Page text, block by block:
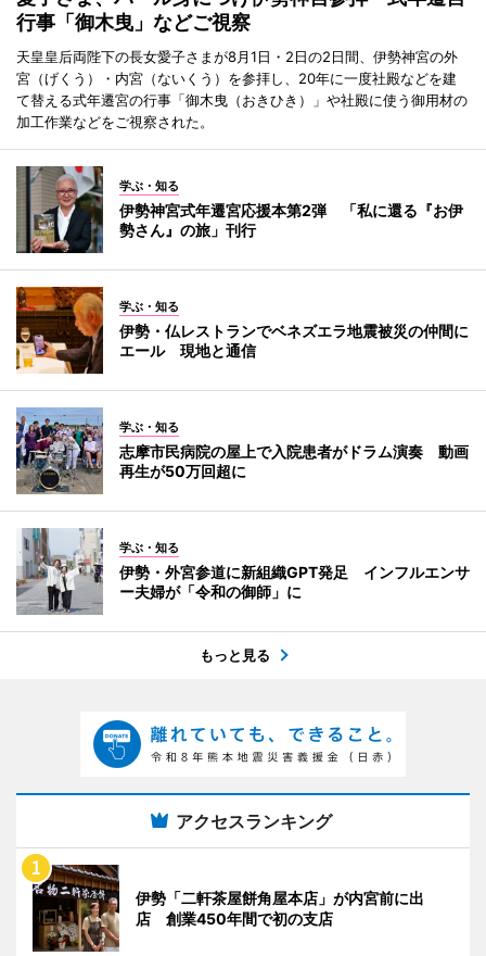
行事「御木曳」などご視察
天皇皇后両陛下の長女愛子さまが8月1日・2日の2日間、伊勢神宮の外
宮（げくう）・内宮（ないくう）を参拝し、20年に一度社殿などを建
て替える式年遷宮の行事「御木曳（おきひき）」や社殿に使う御用材の
加工作業などをご視察された。
学ぶ・知る
伊勢神宮式年遷宮応援本第2弾 「私に還る『お伊
勢さん』の旅」刊行
学ぶ・知る
伊勢・仏レストランでベネズエラ地震被災の仲間に
エール 現地と通信
学ぶ・知る
志摩市民病院の屋上で入院患者がドラム演奏 動画
再生が50万回超に
学ぶ・知る
伊勢・外宮参道に新組織GPT発足 インフルエンサ
ー夫婦が「令和の御師」に
もっと見る
アクセスランキング
伊勢「二軒茶屋餅角屋本店」が内宮前に出
店 創業450年間で初の支店